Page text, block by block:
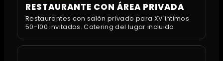
RESTAURANTE CON ÁREA PRIVADA
Restaurantes con salón privado para XV íntimos
50-100 invitados. Catering del lugar incluido.